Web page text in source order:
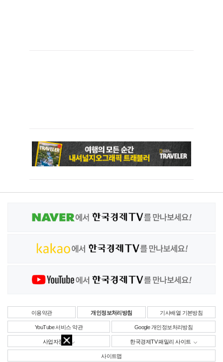
이용약관 개인정보처리방침 기사배열 기본방침
YouTube 서비스 약관 Google 개인정보처리방침
사업자정보 한국경제TV 패밀리 사이트
사이트맵